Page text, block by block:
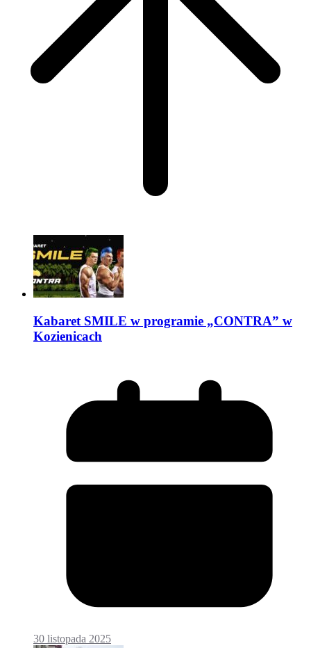
Kabaret SMILE w programie „CONTRA” w
Kozienicach
30 listopada 2025